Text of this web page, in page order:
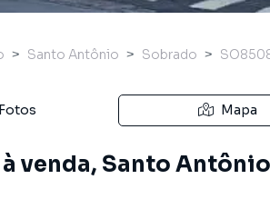
Santo Antônio Sobrado
Fotos Mapa
venda, Santo